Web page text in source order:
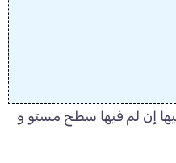
إن لم فيها سطح مستو و